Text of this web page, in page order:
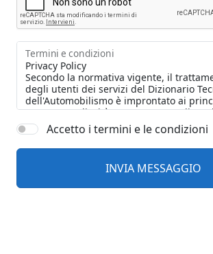
Termini e condizioni
Accetto i termini e le condizioni